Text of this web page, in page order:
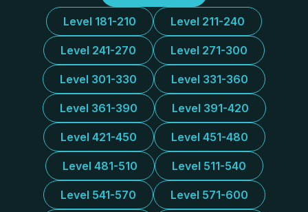
Level 181-210 Level 211-240
Level 241-270 Level 271-300
Level 301-330 Level 331-360
Level 361-390 Level 391-420
Level 421-450 Level 451-480
Level 481-510 Level 511-540
Level 541-570 Level 571-600